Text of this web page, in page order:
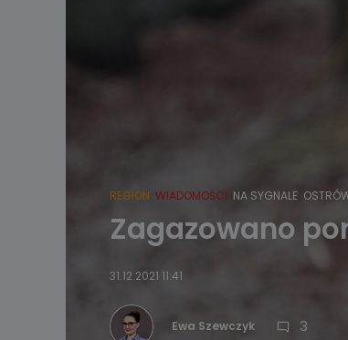
REGION WIADOMOŚCI NA SYGNALE
Zagazowano
31.12.2021 11:41
Ewa Szewczyk 3